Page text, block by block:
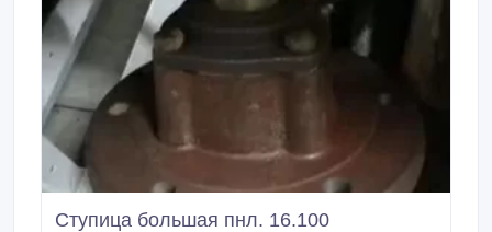
Ступица большая пнл. 16.100